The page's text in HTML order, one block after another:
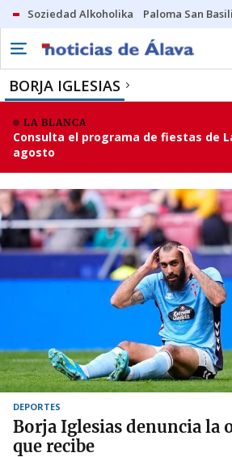
Soziedad Alkoholika Paloma San
BORJA IGLESIAS
LA BLANCA
Consulta el programa de fiestas de
agosto
DEPORTES
Borja Iglesias denuncia la
que recibe